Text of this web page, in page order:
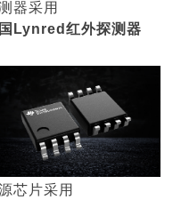
器采用
Lynred红外探测器
芯片采用